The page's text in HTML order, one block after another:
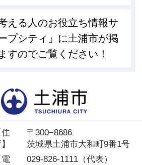
える人のお役立ち情報サ
プシティ」に土浦市が掲
すのでご覧ください！
住
〒300−8686
茨城県土浦市大和町9番1号
電
029-826-1111（代表）